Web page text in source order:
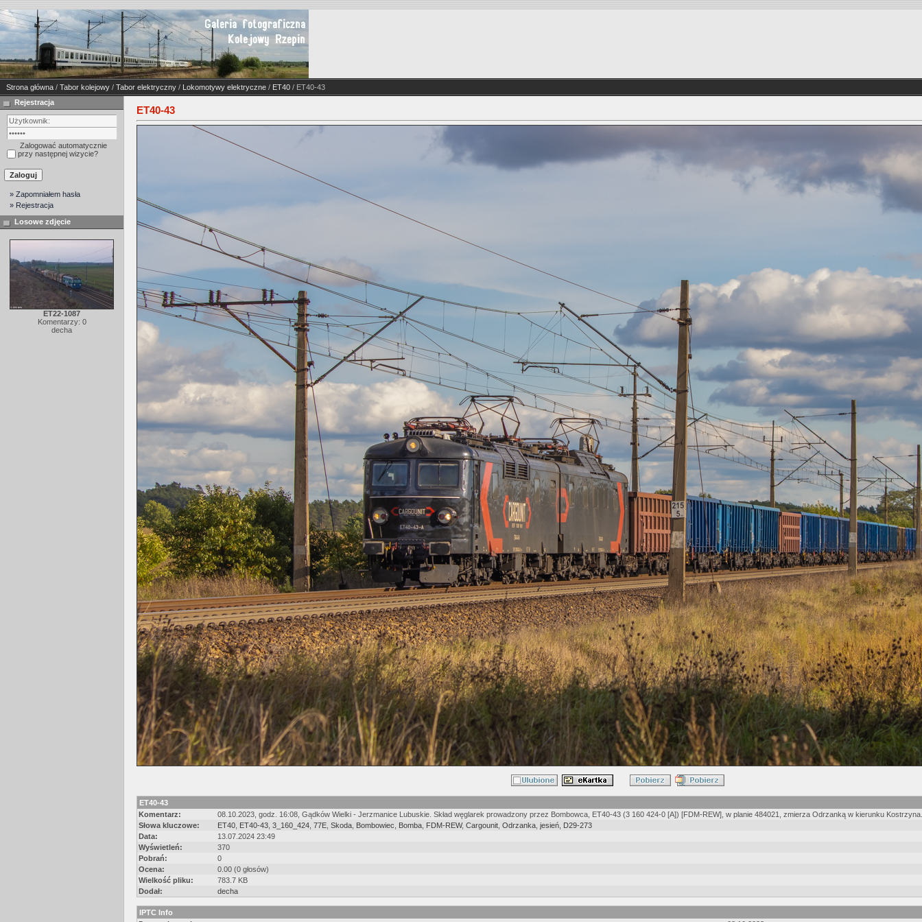
Strona główna / Tabor kolejowy / Tabor elektryczny / Lokomotywy elektryczne / ET40 / ET40-43
Rejestracja
Zalogować automatycznie
przy następnej wizycie?
» Zapomniałem hasła
» Rejestracja
Losowe zdjęcie
ET22-1087
Komentarzy: 0
decha
ET40-43
ET40-43
Komentarz:
08.10.2023, godz. 16:08, Gądków Wielki - Jerzmanice Lubuskie. Skład węglarek prowadzony przez Bombowca, ET40-43 (3 160 424-0 [A]) [FDM-REW], w planie 484021, zmierza Odrzanką w kierunku Kostrzyna.
Słowa kluczowe:
ET40 ET40-43 3_160_424 77E Skoda Bombowiec Bomba FDM-REW, Cargounit Odrzanka jesień D29-273
Data:
13.07.2024 23:49
Wyświetleń:
370
Pobrań:
0
Ocena:
0.00 (0 głosów)
Wielkość pliku:
783.7 KB
Dodał:
decha
IPTC Info